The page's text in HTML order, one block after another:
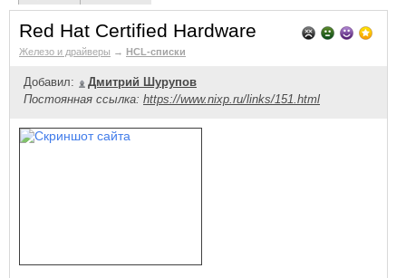
Red Hat Certified Hardware
Железо и драйверы → HCL-списки
Добавил:
Дмитрий Шурупов
Постоянная ссылка: https://www.nixp.ru/links/151.html